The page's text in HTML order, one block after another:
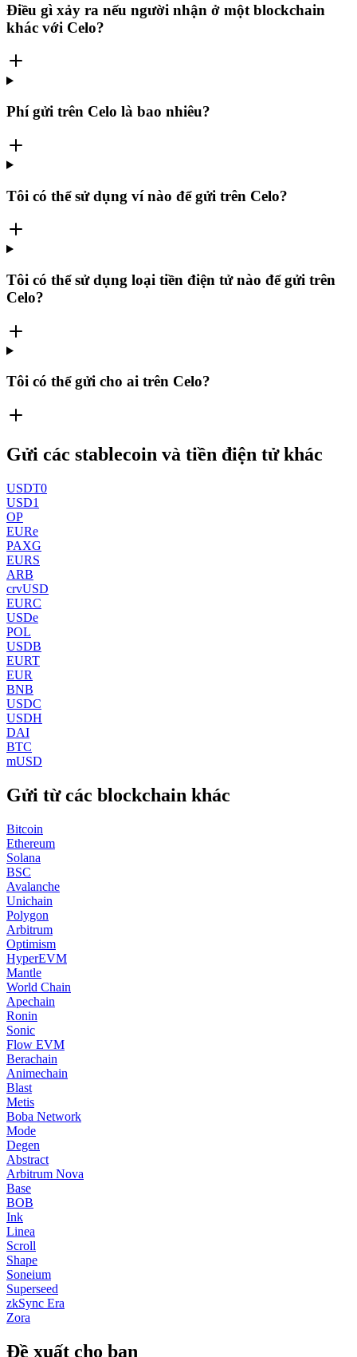
Điều gì xảy ra nếu người nhận ở một blockchain
khác với Celo?
Phí gửi trên Celo là bao nhiêu?
Tôi có thể sử dụng ví nào để gửi trên Celo?
Tôi có thể sử dụng loại tiền điện tử nào để gửi trên
Celo?
Tôi có thể gửi cho ai trên Celo?
Gửi các stablecoin và tiền điện tử khác
USDT0
USD1
OP
EURe
PAXG
EURS
ARB
crvUSD
EURC
USDe
POL
USDB
EURT
EUR
BNB
USDC
USDH
DAI
BTC
mUSD
Gửi từ các blockchain khác
Bitcoin
Ethereum
Solana
BSC
Avalanche
Unichain
Polygon
Arbitrum
Optimism
HyperEVM
Mantle
World Chain
Apechain
Ronin
Sonic
Flow EVM
Berachain
Animechain
Blast
Metis
Boba Network
Mode
Degen
Abstract
Arbitrum Nova
Base
BOB
Ink
Linea
Scroll
Shape
Soneium
Superseed
zkSync Era
Zora
Đề xuất cho bạn